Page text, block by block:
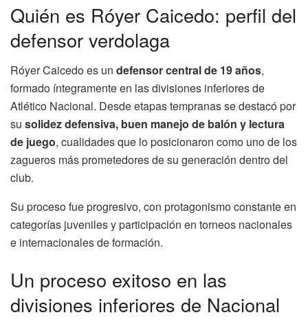
Quién es Róyer Caicedo: perfil del
defensor verdolaga
Róyer Caicedo es un defensor central de 19 años,
formado íntegramente en las divisiones inferiores de
Atlético Nacional. Desde etapas tempranas se destacó por
su solidez defensiva, buen manejo de balón y lectura
de juego, cualidades que lo posicionaron como uno de los
zagueros más prometedores de su generación dentro del
club.
Su proceso fue progresivo, con protagonismo constante en
categorías juveniles y participación en torneos nacionales
e internacionales de formación.
Un proceso exitoso en las
divisiones inferiores de Nacional